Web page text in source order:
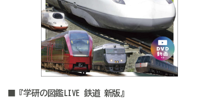
■『学研の図鑑LIVE 鉄道 新版』